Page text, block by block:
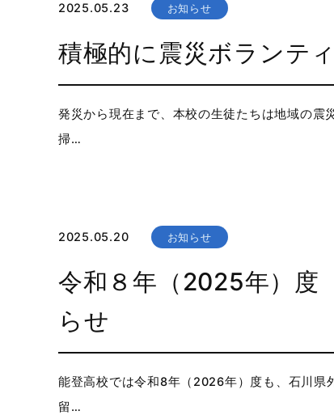
2025.05.23 お知らせ
積極的に震災ボランテ
発災から現在まで、本校の生徒たちは地域の震
掃…
2025.05.20 お知らせ
令和８年（2025年）度
らせ
能登高校では令和8年（2026年）度も、石川県
留…